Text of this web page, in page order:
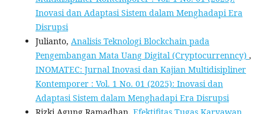
Inovasi dan Adaptasi Sistem dalam Menghadapi Era
Disrupsi
Julianto, Analisis Teknologi Blockchain pada
Pengembangan Mata Uang Digital (Cryptocurrenncy) ,
INOMATEC: Jurnal Inovasi dan Kajian Multidisipliner
Kontemporer : Vol. 1 No. 01 (2025): Inovasi dan
Adaptasi Sistem dalam Menghadapi Era Disrupsi